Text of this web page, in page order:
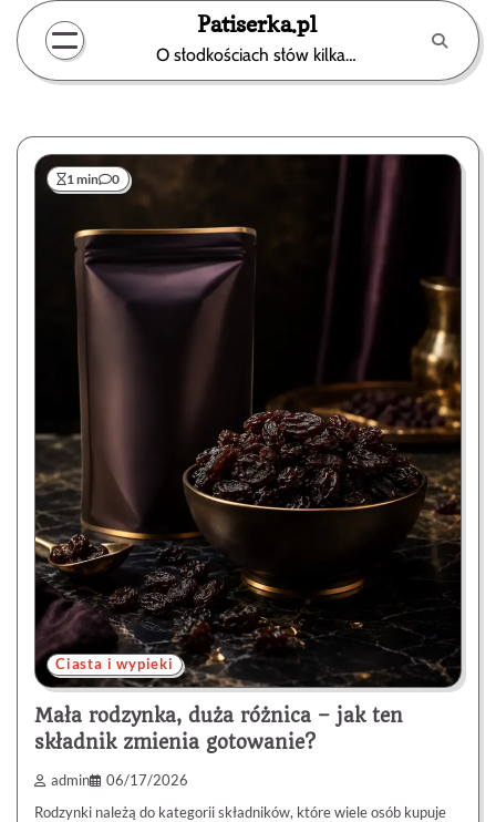
Skip
content
Patiserka.pl
O słodkościach słów kilka…
1 min 0
Ciasta i wypieki
Mała rodzynka, duża różnica – jak ten
składnik zmienia gotowanie?
admin 06/17/2026
Rodzynki należą do kategorii składników, które wiele osób kupuje